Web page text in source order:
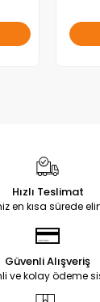
Hızlı Teslimat
en kısa sürede
Güvenli Alışveriş
ve kolay ödeme